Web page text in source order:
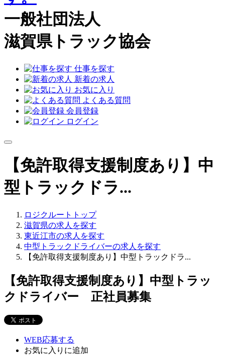
一般社団法人
滋賀県トラック協会
仕事を探す
新着の求人
お気に入り
よくある質問
会員登録
ログイン
【免許取得支援制度あり】中
型トラックドラ...
ロジクルートトップ
滋賀県の求人を探す
東近江市の求人を探す
中型トラックドライバーの求人を探す
【免許取得支援制度あり】中型トラックドラ...
【免許取得支援制度あり】中型トラッ
クドライバー 正社員募集
WEB応募する
お気に入り に追加